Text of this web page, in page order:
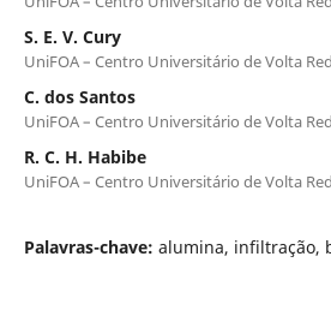
S. E. V. Cury
UniFOA – Centro Universitário de Volta
C. dos Santos
UniFOA – Centro Universitário de Volta
R. C. H. Habibe
UniFOA – Centro Universitário de Volta
Palavras-chave: alumina, infiltração,